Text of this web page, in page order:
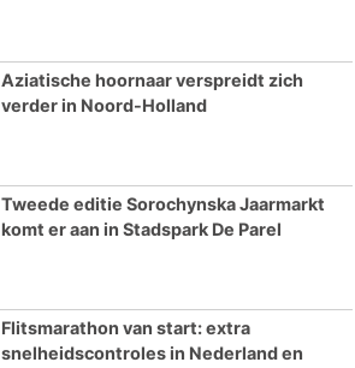
Aziatische hoornaar verspreidt zich
verder in Noord-Holland
Tweede editie Sorochynska Jaarmarkt
komt er aan in Stadspark De Parel
Flitsmarathon van start: extra
snelheidscontroles in Nederland en